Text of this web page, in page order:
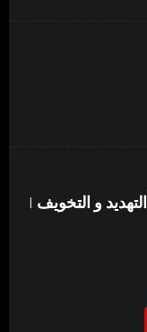
و التخويف |